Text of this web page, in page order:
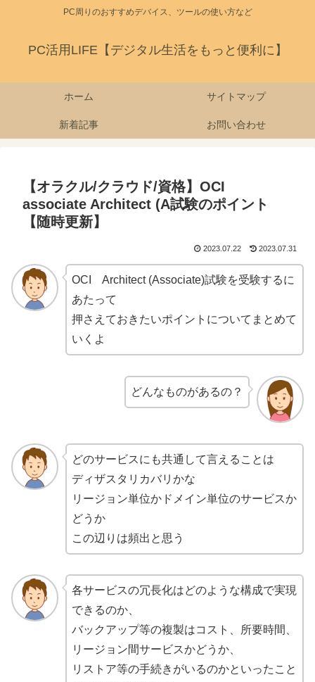
PC周りのおすすめデバイス、ツールの使い方など
PC活用LIFE【デジタル生活をもっと便利に】
ホーム サイトマップ
新着記事 お問い合わせ
【オラクル/クラウド/資格】OCI
associate Architect (A試験のポイント
【随時更新】
2023.07.22 2023.07.31
OCI Architect (Associate)試験を受験するに
あたって
押さえておきたいポイントについてまとめて
いくよ
どんなものがあるの？
どのサービスにも共通して言えることは
ディザスタリカバリかな
リージョン単位かドメイン単位のサービスか
どうか
この辺りは頻出と思う
各サービスの冗長化はどのような構成で実現
できるのか、
バックアップ等の複製はコスト、所要時間、
リージョン間サービスかどうか、
リストア等の手続きがいるのかといったこと